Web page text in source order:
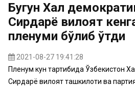
Бугун Халқ
Сирдарё вилоят
пленуми бўлиб ўтди
2021-08-27 19:41:28
Пленум кун тартибида Ўзбекистон
Сирдарё вилоят ташкилоти ва партия